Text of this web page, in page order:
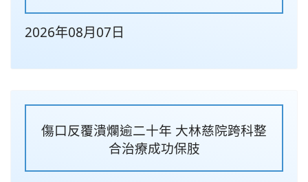
2026年08月07日
傷口反覆潰爛逾二十年 大林慈院跨科整
合治療成功保肢